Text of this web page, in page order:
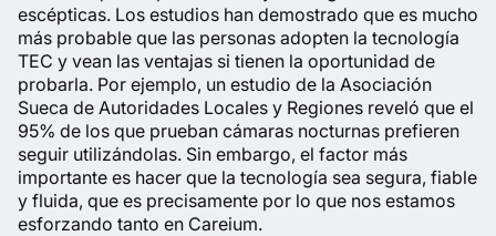
escépticas. Los estudios han demostrado que es mucho
más probable que las personas adopten la tecnología
TEC y vean las ventajas si tienen la oportunidad de
probarla. Por ejemplo, un estudio de la Asociación
Sueca de Autoridades Locales y Regiones reveló que el
95% de los que prueban cámaras nocturnas prefieren
seguir utilizándolas. Sin embargo, el factor más
importante es hacer que la tecnología sea segura, fiable
y fluida, que es precisamente por lo que nos estamos
esforzando tanto en Careium.